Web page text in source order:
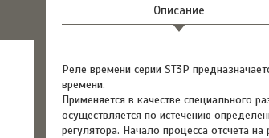
Описание
Реле времени серии ST3P
времени.
Применяется в качестве специального
осуществляется по истечению
регулятора. Начало процесса отсчета